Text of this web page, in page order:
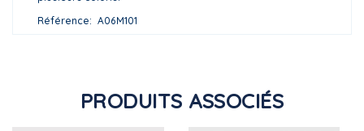
Référence
A06M101
PRODUITS ASSOCIÉS